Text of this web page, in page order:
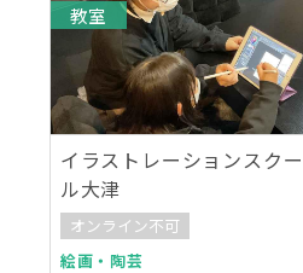
教室
イラストレーションスクー
ル大津
オンライン不可
絵画・陶芸